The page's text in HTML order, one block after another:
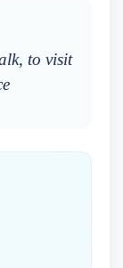
to visit